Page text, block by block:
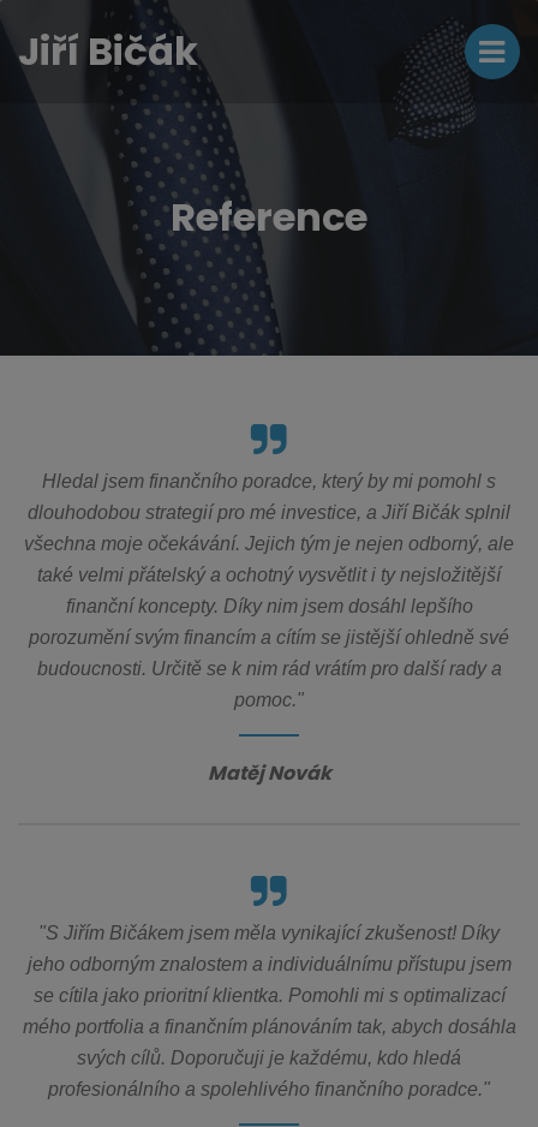
Jiří Bičák
Reference
Hledal jsem finančního poradce, který by mi pomohl s
dlouhodobou strategií pro mé investice, a Jiří Bičák splnil
všechna moje očekávání. Jejich tým je nejen odborný, ale
také velmi přátelský a ochotný vysvětlit i ty nejsložitější
finanční koncepty. Díky nim jsem dosáhl lepšího
porozumění svým financím a cítím se jistější ohledně své
budoucnosti. Určitě se k nim rád vrátím pro další rady a
pomoc."
Matěj Novák
"S Jiřím Bičákem jsem měla vynikající zkušenost! Díky
jeho odborným znalostem a individuálnímu přístupu jsem
se cítila jako prioritní klientka. Pomohli mi s optimalizací
mého portfolia a finančním plánováním tak, abych dosáhla
svých cílů. Doporučuji je každému, kdo hledá
profesionálního a spolehlivého finančního poradce."